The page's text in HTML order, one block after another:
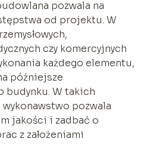
pozwala na
od projektu. W
czy komercyjnych
każdego elementu,
późniejsze
budynku. W takich
pozwala
jakości i zadbać o
z założeniami